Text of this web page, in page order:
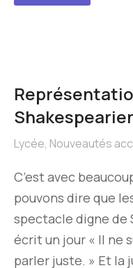
Lycée, Nouveautés
C’est avec
pouvons dire que
spectacle digne de
écrit un jour « Il ne
parler juste. » Et la